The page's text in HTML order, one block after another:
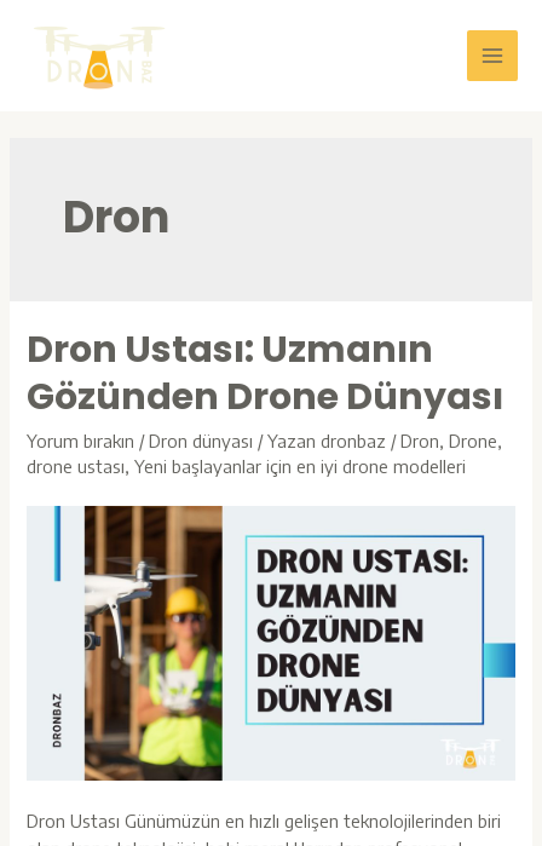
Main
Dron
Dron Ustası: Uzmanın
Gözünden Drone Dünyası
Yorum bırakın /Dron dünyası / Yazan dronbaz /Dron,Drone,
drone ustası,Yeni başlayanlar için en iyi drone modelleri
Dron Ustası Günümüzün en hızlı gelişen teknolojilerinden biri